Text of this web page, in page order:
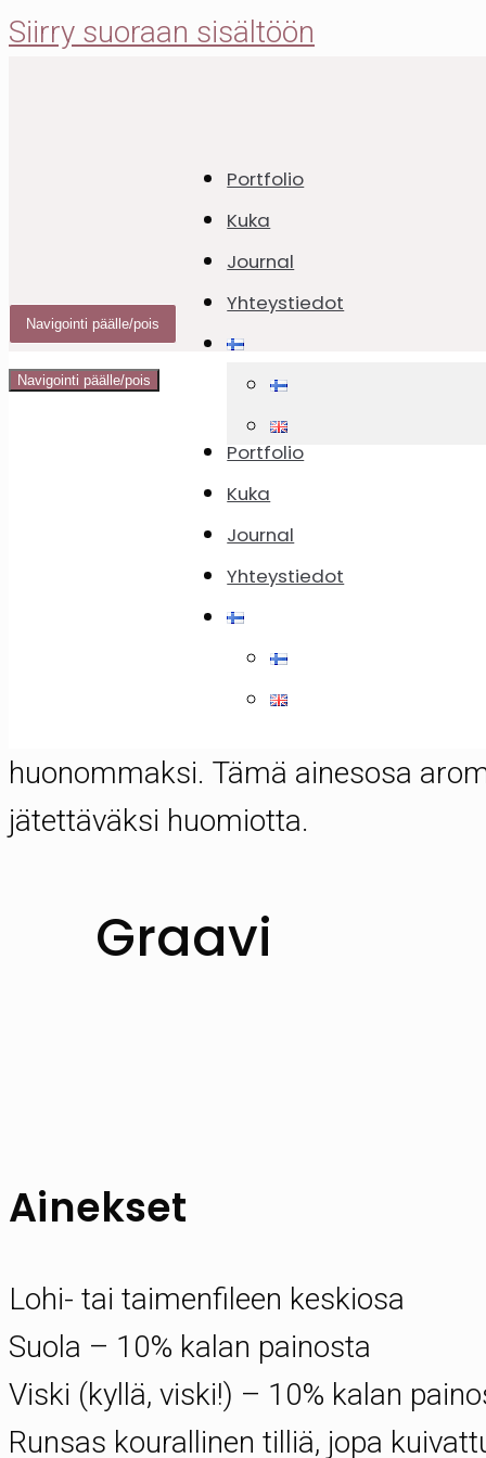
Siirry suoraan sisältöön
Portfolio
Kuka
Journal
Yhteystiedot
Navigointi päälle/pois
Navigointi päälle/pois
Portfolio
Kuka
Journal
Yhteystiedot
Graavi
29.05.2022 29.05.2022
Parasta, mitä voi tapahtua
Ja paras suhde tähän reseptiin on
huonommaksi. Tämä ainesosa
jätettäväksi huomiotta.
Graavi
Ainekset
Lohi- tai taimenfileen keskiosa
Suola – 10% kalan painosta
Viski (kyllä, viski!) – 10% kalan
Runsas kourallinen tilliä, jopa